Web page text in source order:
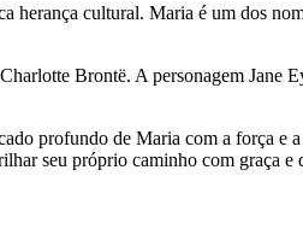
herança cultural. Maria é um dos
Brontë. A personagem Jane
profundo de Maria com a força e a
seu próprio caminho com graça e